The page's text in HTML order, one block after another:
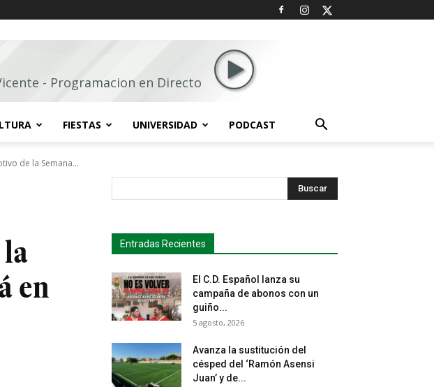
- Programacion en Directo
FIESTAS UNIVERSIDAD PODCAST
de la Semana...
en
Buscar
Entradas Recientes
El C.D. Español lanza su
campaña de abonos con un
guiño...
5 agosto, 2026
Avanza la sustitución del
césped del ‘Ramón Asensi
Juan’ y de...